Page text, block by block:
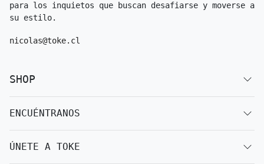
para los inquietos que buscan desafiarse y moverse a
su estilo.
nicolas@toke.cl
SHOP
ENCUÉNTRANOS
ÚNETE A TOKE